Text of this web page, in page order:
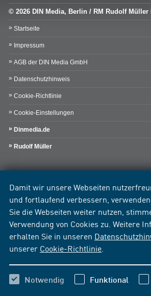
Damit wir unsere Webseiten
und fortlaufend verbessern,
Sie die Webseiten weiter nutzen,
Verwendung von Cookies zu. Weitere
erhalten Sie in unseren
unserer Cookie-Richtlinie
Notwendig Funktional
© 2026 DIN Media, Berlin / RM Rudolf Müller
Startseite
Impressum
AGB der DIN Media GmbH
Datenschutzhinweis
Cookie-Richtlinie
Cookie-Einstellungen
Dinmedia.de
Rudolf Müller